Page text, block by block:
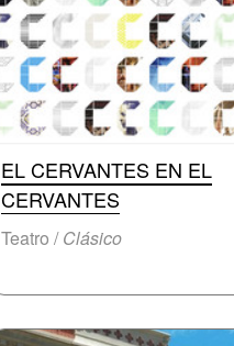
EL CERVANTES EN EL
CERVANTES
Teatro /Clásico